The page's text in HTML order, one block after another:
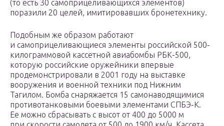
(то есть 30 самоприцеливающихся элементов)
поразили 20 целей, имитировавших бронетехнику.
Подобным же образом работают
и самоприцеливающиеся элементы российской 500-
килограммовой кассетной авиабомбы РБК-500,
которую российские оружейники впервые
продемонстрировали в 2001 году на выставке
вооружения и военной техники под Нижним
Тагилом. Бомба снаряжается 15 самонаводящимися
противотанковыми боевыми элементами СПБЭ-К.
Ее можно сбрасывать с высот от 400 до 5000 м